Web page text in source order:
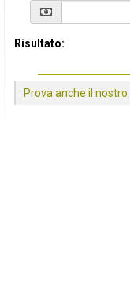
Risultato:
Prova anche il nostro